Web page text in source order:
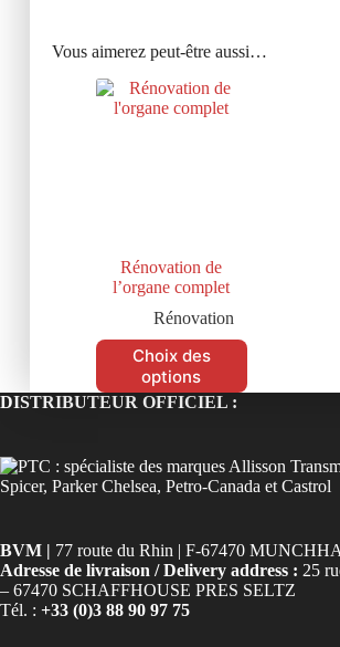
Vous aimerez peut-être aussi…
Rénovation de
l’organe complet
Rénovation
Choix des
options
DISTRIBUTEUR OFFICIEL :
BVM | 77 route du Rhin | F-67470
Adresse de livraison / Delivery address : 25
– 67470 SCHAFFHOUSE PRES SELTZ
Tél. : +33 (0)3 88 90 97 75